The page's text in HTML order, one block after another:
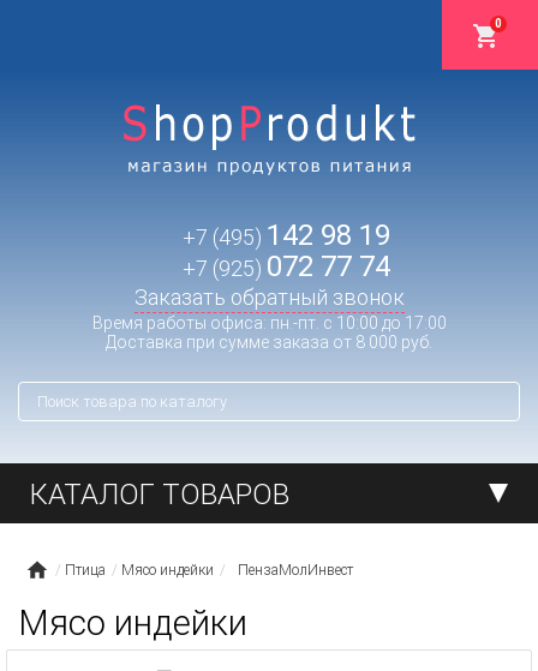
0
+7 (495) 142 98 19
+7 (925) 072 77 74
Заказать обратный звонок
Время работы офиса: пн.-пт. с 10:00 до 17:00
Доставка при сумме заказа от 8 000 руб.
КАТАЛОГ ТОВАРОВ
Птица Мясо индейки ПензаМолИнвест
Мясо индейки